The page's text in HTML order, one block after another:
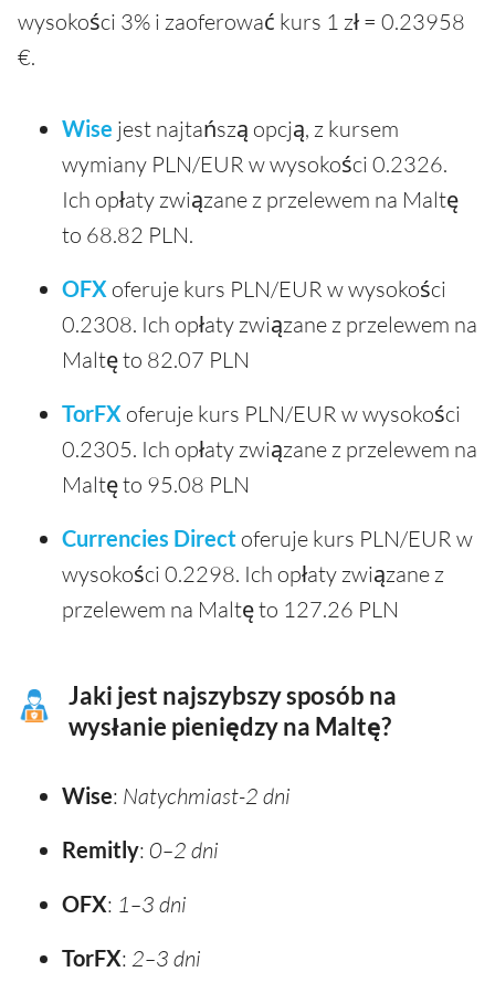
wysokości 3% i zaoferować kurs 1 zł = 0.23958
€.
Wise jest najtańszą opcją, z kursem
wymiany PLN/EUR w wysokości 0.2326.
Ich opłaty związane z przelewem na Maltę
to 68.82 PLN.
OFX oferuje kurs PLN/EUR w wysokości
0.2308. Ich opłaty związane z przelewem na
Maltę to 82.07 PLN
TorFX oferuje kurs PLN/EUR w wysokości
0.2305. Ich opłaty związane z przelewem na
Maltę to 95.08 PLN
Currencies Direct oferuje kurs PLN/EUR w
wysokości 0.2298. Ich opłaty związane z
przelewem na Maltę to 127.26 PLN
Jaki jest najszybszy sposób na
wysłanie pieniędzy na Maltę?
Wise: Natychmiast-2 dni
Remitly: 0–2 dni
OFX: 1–3 dni
TorFX: 2–3 dni